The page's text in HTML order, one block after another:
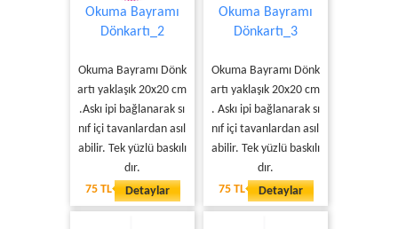
Okuma Bayramı
Dönkartı_2
Okuma Bayramı Dönk
artı yaklaşık 20x20 cm
.Askı ipi bağlanarak sı
nıf içi tavanlardan asıl
abilir. Tek yüzlü baskılı
dır.
75 TL
Detaylar
Okuma Bayramı
Dönkartı_3
Okuma Bayramı Dönk
artı yaklaşık 20x20 cm
. Askı ipi bağlanarak sı
nıf içi tavanlardan asıl
abilir. Tek yüzlü baskılı
dır.
75 TL
Detaylar